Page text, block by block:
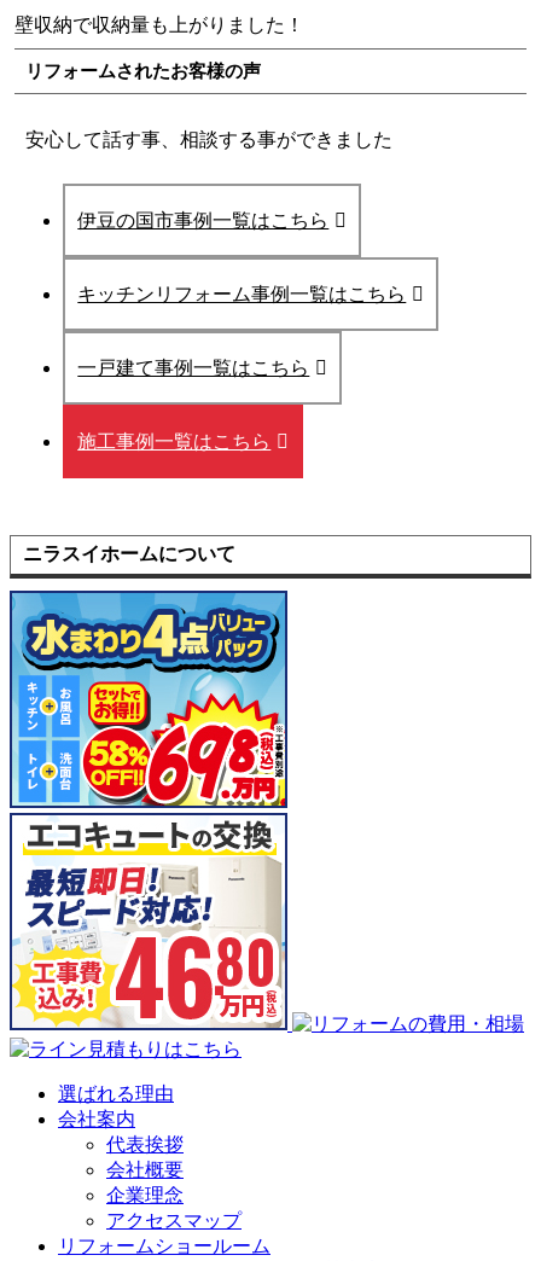
壁収納で収納量も上がりました！
リフォームされたお客様の声
安心して話す事、相談する事ができました
伊豆の国市事例一覧はこちら
キッチンリフォーム事例一覧はこちら
一戸建て事例一覧はこちら
施工事例一覧はこちら
ニラスイホームについて
選ばれる理由
会社案内
代表挨拶
会社概要
企業理念
アクセスマップ
リフォームショールーム